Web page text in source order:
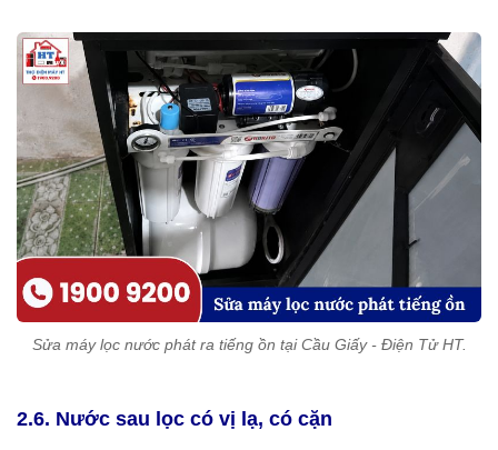
Sửa máy lọc nước phát ra tiếng ồn tại Cầu Giấy - Điện Tử HT.
2.6. Nước sau lọc có vị lạ, có cặn